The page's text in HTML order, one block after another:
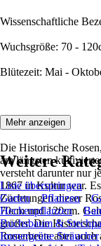
Wissenschaftliche
Wuchsgröße: 70 -
Blütezeit: Mai -
Beschreibung:
Die Historische
am längsten
versteht darunter nur
1867 in Kultur war.
Züchtungen dieser
70cm und 120cm.
größer. Die
Rosenbeete aber
Mehr anzeigen
Weitere
Liste überspringen
Garten
Pflanzen
Heckenpflanzen
Buchsbaum &
Immergrüne Sträucher